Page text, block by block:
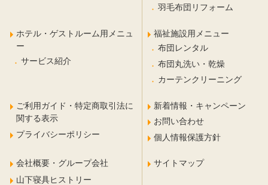
羽毛布団リフォーム
ホテル・ゲストルーム用メニュ
ー
サービス紹介
福祉施設用メニュー
布団レンタル
布団丸洗い・乾燥
カーテンクリーニング
ご利用ガイド・特定商取引法に
関する表示
プライバシーポリシー
新着情報・キャンペーン
お問い合わせ
個人情報保護方針
会社概要・グループ会社
山下寝具ヒストリー
サイトマップ